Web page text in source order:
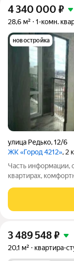
4 340 000 ₽
28,6 м² 1-комн.
новостройка
улица Редько,12/6
ЖК «Город 4212», 2
Часть информации,
квартирах,
соответствует
новостройки,
3 489 548₽
20,1 м² квартира-